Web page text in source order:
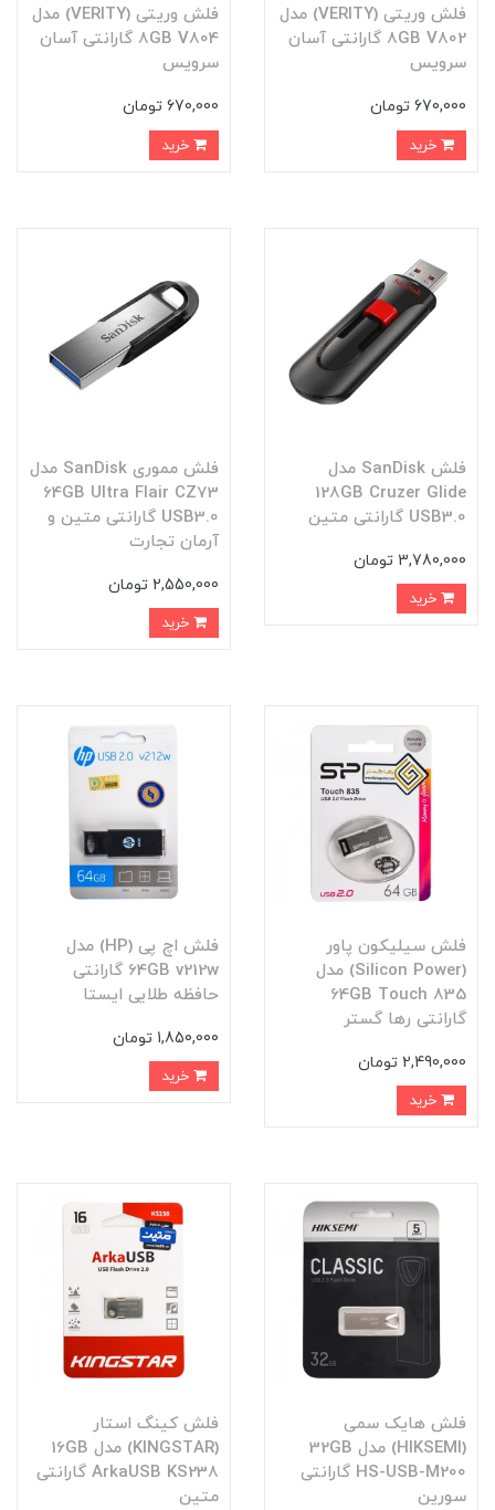
فلش وریتی (VERITY) مدل
8GB V802 گارانتی آسان
سرویس
670,000 تومان
فلش وریتی (VERITY) مدل
8GB V804 گارانتی آسان
سرویس
670,000 تومان
فلش SanDisk مدل
128GB Cruzer Glide
USB3.0 گارانتی متین
3,780,000 تومان
فلش مموری SanDisk مدل
64GB Ultra Flair CZ73
USB3.0 گارانتی متین و
آرمان تجارت
2,550,000 تومان
فلش سیلیکون پاور
(Silicon Power) مدل
64GB Touch 835
گارانتی رها گستر
2,490,000 تومان
فلش اچ پی (HP) مدل
64GB v212w گارانتی
حافظه طلایی ایستا
1,850,000 تومان
فلش هایک سمی
(HIKSEMI) مدل 32GB
HS-USB-M200 گارانتی
سورین
فلش کینگ استار
(KINGSTAR) مدل 16GB
ArkaUSB KS238 گارانتی
متین